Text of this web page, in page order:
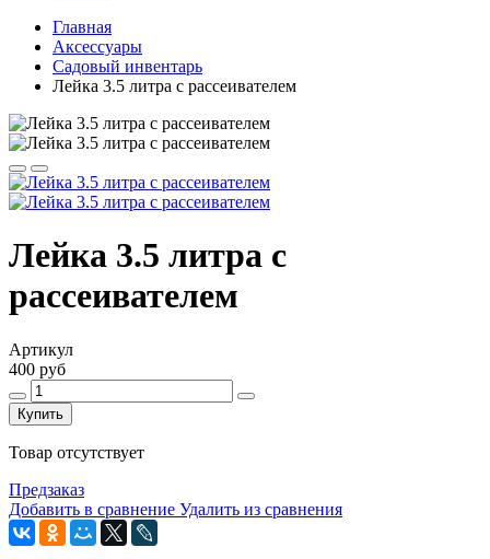
Главная
Аксессуары
Садовый инвентарь
Лейка 3.5 литра с рассеивателем
Лейка 3.5 литра с
рассеивателем
Артикул
400 руб
Купить
Товар отсутствует
Предзаказ
Добавить в сравнение Удалить из сравнения